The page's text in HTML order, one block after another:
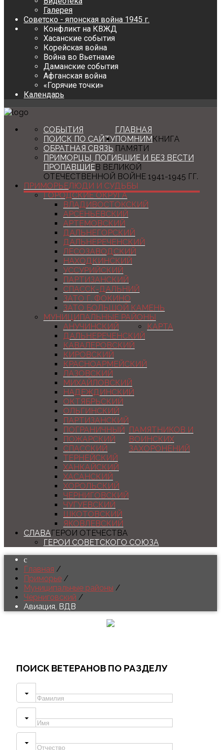
Галерея
Советско - японская война 1945 г.
Конфликт на КВЖД
Хасанские события
Корейская война
Война во Вьетнаме
Даманские события
Афганская война
«Горячие точки»
Календарь
ГЛАВНАЯ
СОБЫТИЯ
ПОИСК ПО САЙТУ
ОБРАТНАЯ СВЯЗЬ
ПОМНИМКНИГА
ПАМЯТИ
ПРИМОРЦЫ, ПОГИБШИЕ И БЕЗ ВЕСТИ
ПРОПАВШИЕВ ВЕЛИКОЙ
ОТЕЧЕСТВЕННОЙ ВОЙНЕ 1941-1945 ГГ.
ПРИМОРЬЕЛЮДИ И СУДЬБЫ
ГОРОДСКИЕ ОКРУГА
ВЛАДИВОСТОКСКИЙ
АРСЕНЬЕВСКИЙ
АРТЕМОВСКИЙ
ДАЛЬНЕГОРСКИЙ
ДАЛЬНЕРЕЧЕНСКИЙ
ЛЕСОЗАВОДСКИЙ
НАХОДКИНСКИЙ
УССУРИЙСКИЙ
ПАРТИЗАНСКИЙ
СПАССК-ДАЛЬНИЙ
ЗАТО Г. ФОКИНО
ЗАТО БОЛЬШОЙ КАМЕНЬ
МУНИЦИПАЛЬНЫЕ РАЙОНЫ
АНУЧИНСКИЙ
ДАЛЬНЕРЕЧЕНСКИЙ
КАВАЛЕРОВСКИЙ
КИРОВСКИЙ
КРАСНОАРМЕЙСКИЙ
ЛАЗОВСКИЙ
МИХАЙЛОВСКИЙ
НАДЕЖДИНСКИЙ
ОКТЯБРЬСКИЙ
ОЛЬГИНСКИЙ
ПАРТИЗАНСКИЙ
ПОГРАНИЧНЫЙ
ПОЖАРСКИЙ
СПАССКИЙ
ТЕРНЕЙСКИЙ
ХАНКАЙСКИЙ
ХАСАНСКИЙ
ХОРОЛЬСКИЙ
ЧЕРНИГОВСКИЙ
ЧУГУЕВСКИЙ
ШКОТОВСКИЙ
ЯКОВЛЕВСКИЙ
КАРТА
ПАМЯТНИКОВ И
ВОИНСКИХ
ЗАХОРОНЕНИЙ
СЛАВАГЕРОИ ОТЕЧЕСТВА
ГЕРОИ СОВЕТСКОГО СОЮЗА
Главная /
Приморье /
Муниципальные районы /
Черниговский /
Авиация, ВДВ
ПОИСК ВЕТЕРАНОВ ПО РАЗДЕЛУ